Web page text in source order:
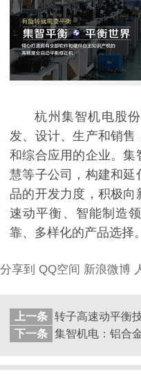
杭州集智机电股
发、设计、生产和销
和综合应用的企业。集
慧等子公司，构建和
品的开发力度，积极
速动平衡、智能制造
靠、多样化的产品选择。
分享到 QQ空间 新浪微博
上一条 转子高速动平衡
下一条